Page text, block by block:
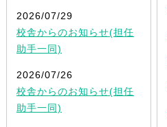
2026/07/29
校舎からのお知らせ(担任
助手一同)
2026/07/26
校舎からのお知らせ(担任
助手一同)